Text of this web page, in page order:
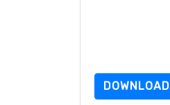
DOWNLOAD